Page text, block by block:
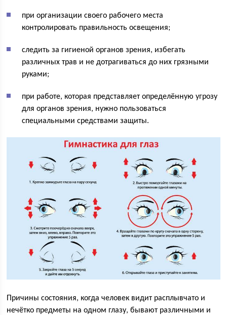
при организации своего рабочего места
контролировать правильность освещения;
следить за гигиеной органов зрения, избегать
различных трав и не дотрагиваться до них грязными
руками;
при работе, которая представляет определённую угрозу
для органов зрения, нужно пользоваться
специальными средствами защиты.
Причины состояния, когда человек видит расплывчато и
нечётко предметы на одном глазу, бывают различными и